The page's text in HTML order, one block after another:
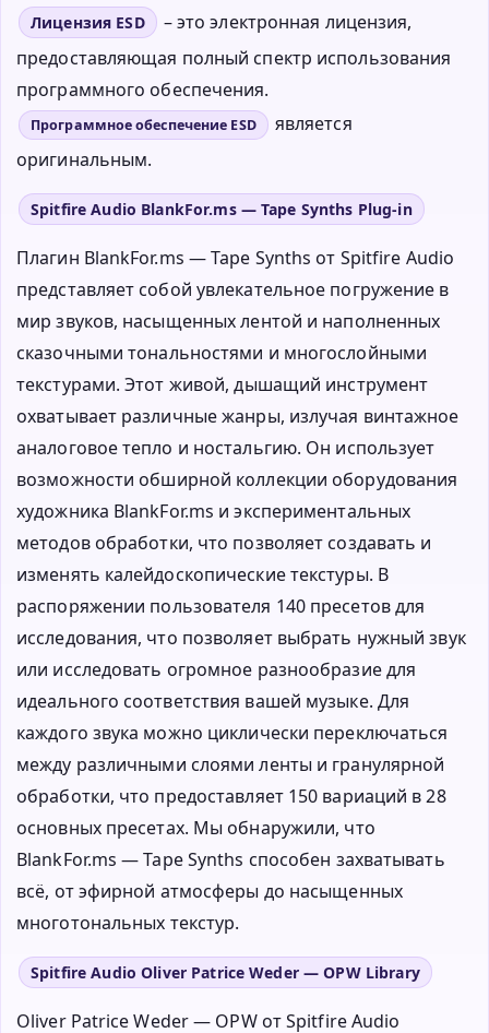
Лицензия ESD
– это электронная лицензия,
предоставляющая полный спектр использования
программного обеспечения.
Программное обеспечение ESD
является
оригинальным.
Spitfire Audio BlankFor.ms — Tape Synths Plug-in
Плагин BlankFor.ms — Tape Synths от Spitfire Audio
представляет собой увлекательное погружение в
мир звуков, насыщенных лентой и наполненных
сказочными тональностями и многослойными
текстурами. Этот живой, дышащий инструмент
охватывает различные жанры, излучая винтажное
аналоговое тепло и ностальгию. Он использует
возможности обширной коллекции оборудования
художника BlankFor.ms и экспериментальных
методов обработки, что позволяет создавать и
изменять калейдоскопические текстуры. В
распоряжении пользователя 140 пресетов для
исследования, что позволяет выбрать нужный звук
или исследовать огромное разнообразие для
идеального соответствия вашей музыке. Для
каждого звука можно циклически переключаться
между различными слоями ленты и гранулярной
обработки, что предоставляет 150 вариаций в 28
основных пресетах. Мы обнаружили, что
BlankFor.ms — Tape Synths способен захватывать
всё, от эфирной атмосферы до насыщенных
многотональных текстур.
Spitfire Audio Oliver Patrice Weder — OPW Library
Oliver Patrice Weder — OPW от Spitfire Audio